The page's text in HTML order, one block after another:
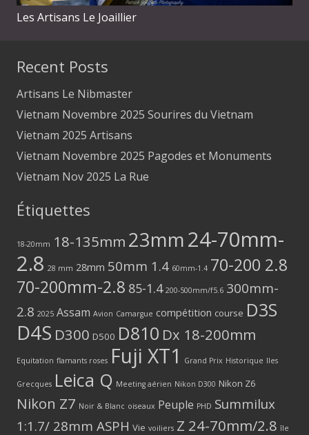
Les Artisans Le Joaillier
Recent Posts
Artisans Le Nibmaster
Vietnam Novembre 2025 Sourires du Vietnam
Vietnam 2025 Artisans
Vietnam Novembre 2025 Pagodes et Monuments
Vietnam Nov 2025 La Rue
Étiquettes
18-20mm 18-135mm 23mm24-70mm-
2.8 28 mm 28mm 50mm 1.4 60mm-1.4 70-200 2.8
70-200mm-2.8 85-1.4 200-500mm/f5.6 300mm-
2.8 2025 Assam Avion Camargue compétition course D3S
D4S D300 D500 D810 Dx 18-200mm
Equitation flamants roses Fuji XT1 Grand Prix Historique Iles
Grecques Leica Q Meeting aérien Nikon D300 Nikon Z6
Nikon Z7 Noir & Blanc oiseaux Peuple PHD Summilux
1:1.7/ 28mm ASPH Vie voiliers Z 24-70mm/2.8 île